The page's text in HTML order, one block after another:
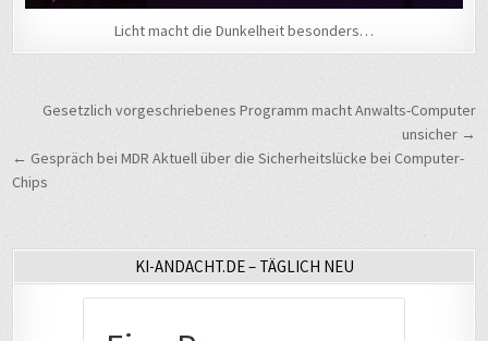
Licht macht die Dunkelheit besonders…
Beitragsnavigation
Gesetzlich vorgeschriebenes Programm macht Anwalts-Computer
unsicher →
← Gespräch bei MDR Aktuell über die Sicherheitslücke bei Computer-
Chips
KI-ANDACHT.DE – TÄGLICH NEU